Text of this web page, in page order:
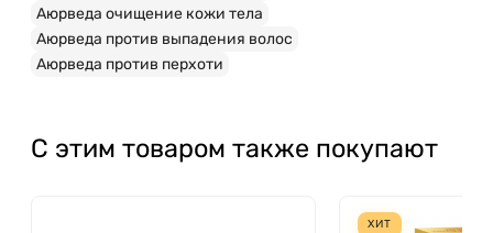
Аюрведа очищение кожи тела
Аюрведа против выпадения волос
Аюрведа против перхоти
С этим товаром также покупают
ХИТ